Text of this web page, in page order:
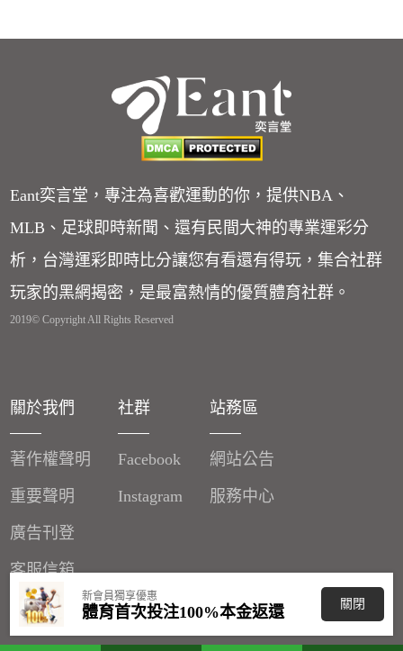
新會員獨享優惠
體育首次投注100%本金返還 關閉
Eant奕言堂，專注為喜歡運動的你，提供NBA、
MLB、足球即時新聞、還有民間大神的專業運彩分
析，台灣運彩即時比分讓您有看還有得玩，集合社群
玩家的黑網揭密，是最富熱情的優質體育社群。
2019© Copyright All Rights Reserved
關於我們
著作權聲明
重要聲明
廣告刊登
客服信箱
分潤辦法
社群
Facebook
Instagram
站務區
網站公告
服務中心